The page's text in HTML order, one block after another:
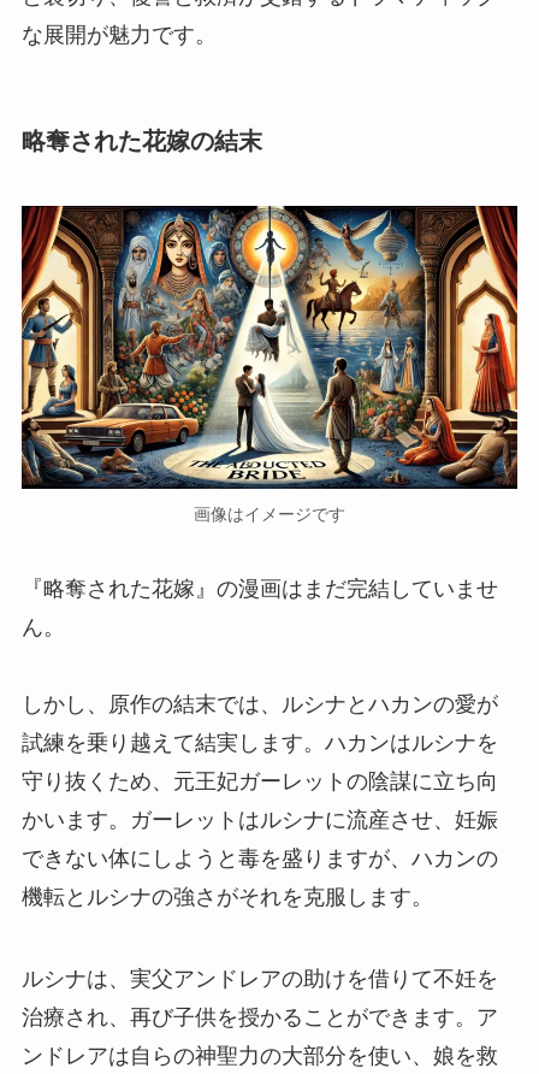
な展開が魅力です。
略奪された花嫁の結末
画像はイメージです
『略奪された花嫁』の漫画はまだ完結していませ
ん。
しかし、原作の結末では、ルシナとハカンの愛が
試練を乗り越えて結実します。ハカンはルシナを
守り抜くため、元王妃ガーレットの陰謀に立ち向
かいます。ガーレットはルシナに流産させ、妊娠
できない体にしようと毒を盛りますが、ハカンの
機転とルシナの強さがそれを克服します。
ルシナは、実父アンドレアの助けを借りて不妊を
治療され、再び子供を授かることができます。ア
ンドレアは自らの神聖力の大部分を使い、娘を救